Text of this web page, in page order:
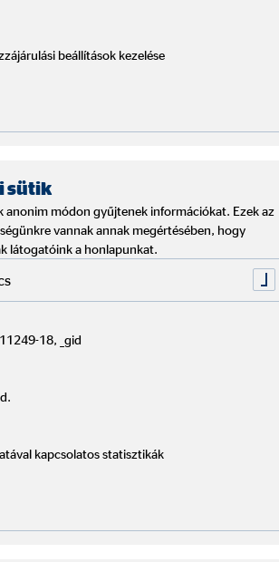
személy adatai
előírt
és az ennek keretében tevékenységet
azt a közvetítői tevékenységet
kapcsolódó adatait feltüntette, és
nyilvántartásban (aktív
A nyilvántartás ellenőrizhető az MNB
OVB-nek és (i) az általa
megbízott gazdálkodó szervezetnek,
tevékenységet végző természetes
kell lennie; (ii) az OVB pénzügyi
alvállalkozójának szerepelnie kell.
a Bit. 378. §-ában előírt egyéb
a magyar nyelvű „
beállítások kezelése
sütik
anonim módon gyűjtenek információkat. Ezek az
vannak annak megértésében, hogy
látogatóink a honlapunkat.
18, _gid
kapcsolatos statisztikák